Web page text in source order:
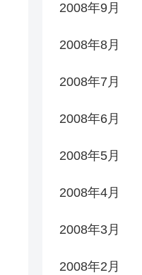
2008年9月
2008年8月
2008年7月
2008年6月
2008年5月
2008年4月
2008年3月
2008年2月